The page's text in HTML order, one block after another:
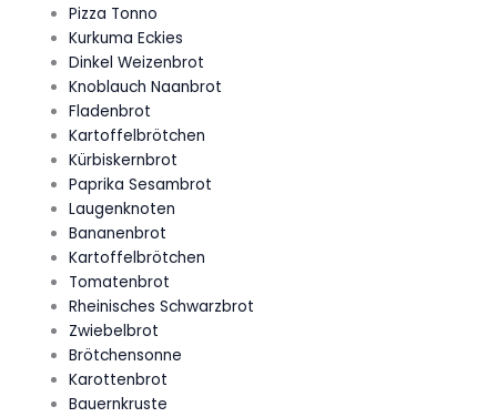
Pizza Tonno
Kurkuma Eckies
Dinkel Weizenbrot
Knoblauch Naanbrot
Fladenbrot
Kartoffelbrötchen
Kürbiskernbrot
Paprika Sesambrot
Laugenknoten
Bananenbrot
Kartoffelbrötchen
Tomatenbrot
Rheinisches Schwarzbrot
Zwiebelbrot
Brötchensonne
Karottenbrot
Bauernkruste